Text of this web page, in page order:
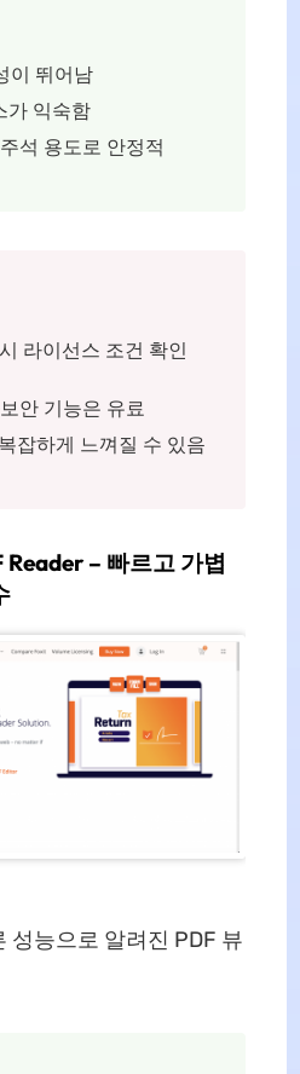
이 뛰어남
가 익숙함
석 용도로 안정적
라이선스 조건 확인
안 기능은 유료
잡하게 느껴질 수 있음
– 빠르고 가볍
성능으로 알려진 PDF 뷰